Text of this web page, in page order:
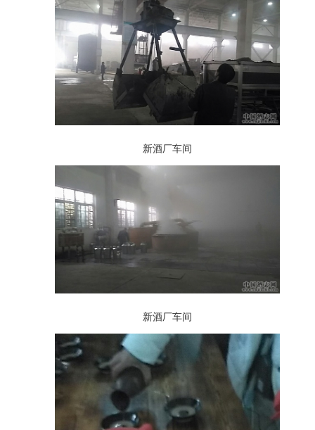
新酒厂车间
新酒厂车间